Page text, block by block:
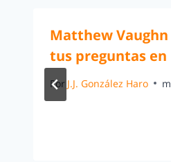
Matthew
tus preguntas en
Por J.J. González Haro